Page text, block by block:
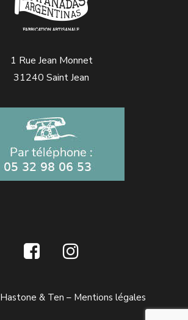
1 Rue Jean Monnet
31240 Saint Jean
Hastone & Ten – Mentions légales